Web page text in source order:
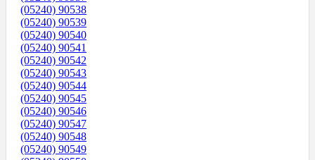
(05240) 90538
(05240) 90539
(05240) 90540
(05240) 90541
(05240) 90542
(05240) 90543
(05240) 90544
(05240) 90545
(05240) 90546
(05240) 90547
(05240) 90548
(05240) 90549